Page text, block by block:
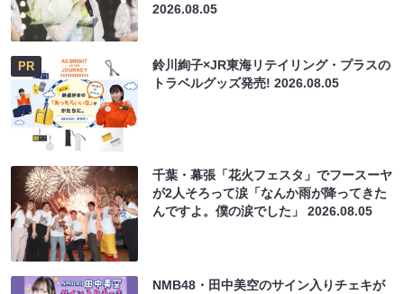
2026.08.05
PR
鈴川絢子×JR東海リテイリング・プラスの
トラベルグッズ発売!2026.08.05
千葉・幕張「花火フェスタ」でフースーヤ
が2人そろって涙「なんか雨が降ってきた
んですよ。僕の涙でした」2026.08.05
NMB48・田中美空のサイン入りチェキが